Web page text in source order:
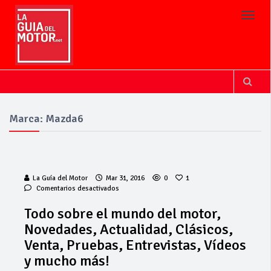
Marca: Mazda6
La Guía del Motor Mar 31, 2016 0
1
Comentarios desactivados
el
mundo
del
motor,
Todo sobre el mundo del motor,
Novedades, Actualidad, Clásicos,
Venta, Pruebas, Entrevistas, Vídeos
y mucho más!